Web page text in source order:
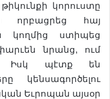
կորուստը
որբացրեց հայ
կողմից ստիպեց
նրանց, ում
Իսկ պէտք են
կենսագործելու
Եւրոպան այսօր